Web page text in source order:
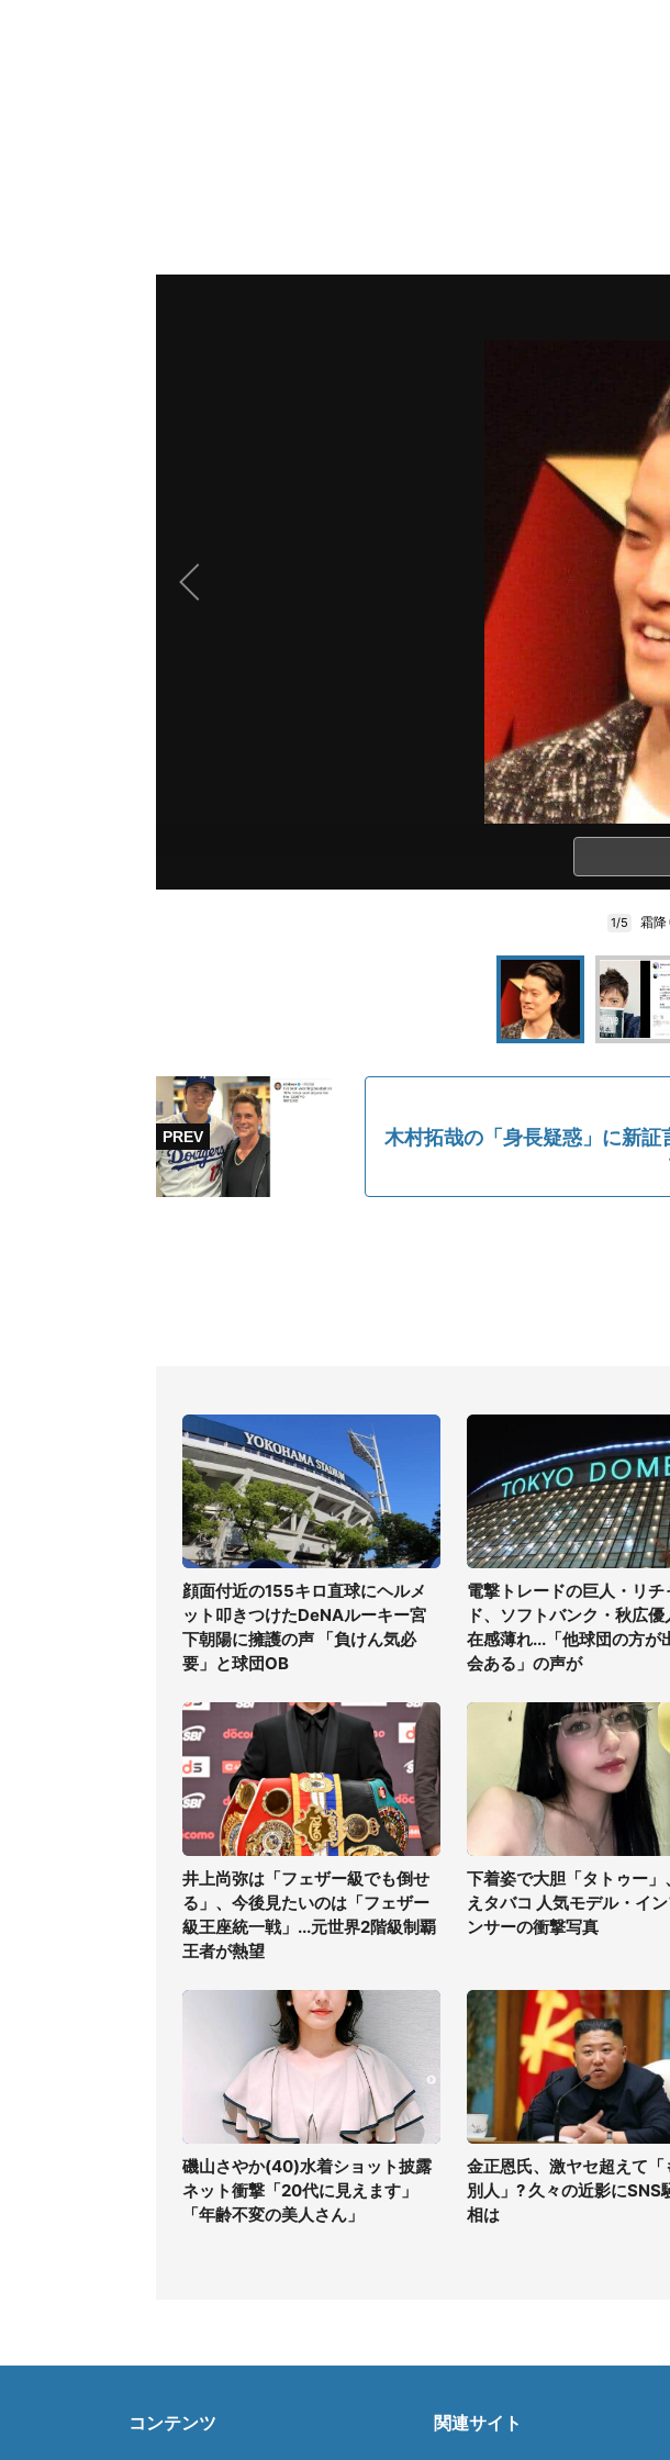
1/5 霜降
木村拓哉の「身長疑惑」に新
顔面付近の155キロ直球にヘルメ
ット叩きつけたDeNAルーキー宮
下朝陽に擁護の声 「負けん気必
要」と球団OB
電撃トレードの巨人・リチ
ド、ソフトバンク・秋広優
在感薄れ...「他球団の方が
会ある」の声が
井上尚弥は「フェザー級でも倒せ
る」、今後見たいのは「フェザー
級王座統一戦」...元世界2階級制覇
王者が熱望
下着姿で大胆「タトゥー」
えタバコ 人気モデル・イ
ンサーの衝撃写真
磯山さやか(40)水着ショット披露
ネット衝撃「20代に見えます」
「年齢不変の美人さん」
金正恩氏、激ヤセ超えて「
別人」? 久々の近影にSNS
相は
コンテンツ 関連サイト